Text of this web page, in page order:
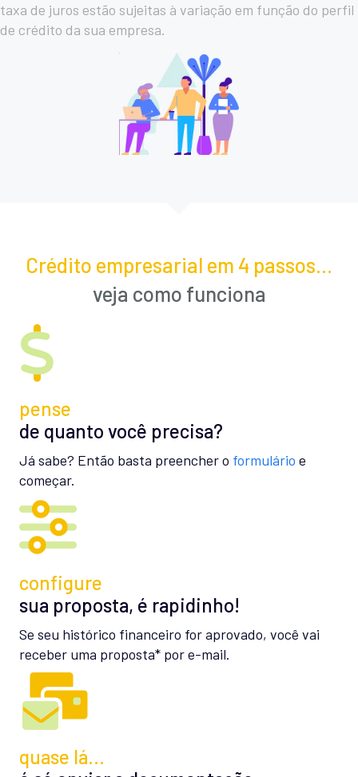
taxa de juros estão sujeitas à variação em função do perfil
de crédito da sua empresa.
Crédito empresarial em 4 passos...
veja como funciona
pense
de quanto você precisa?
Já sabe? Então basta preencher o formulário e
começar.
configure
sua proposta, é rapidinho!
Se seu histórico financeiro for aprovado, você vai
receber uma proposta* por e-mail.
quase lá…